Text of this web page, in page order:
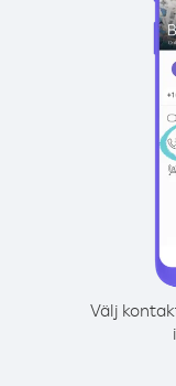
Välj